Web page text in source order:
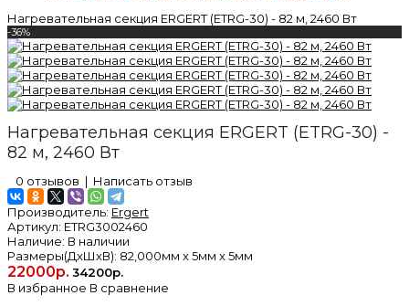
Нагревательная секция ERGERT (ETRG-30) - 82 м, 2460 Вт
-36%
Нагревательная секция ERGERT (ETRG-30) -
82 м, 2460 Вт
0 отзывов | Написать отзыв
Производитель: Ergert
Артикул: ETRG3002460
Наличие: В наличии
Размеры(ДxШxВ): 82,000мм x 5мм x 5мм
22000р. 34200р.
В избранное В сравнение